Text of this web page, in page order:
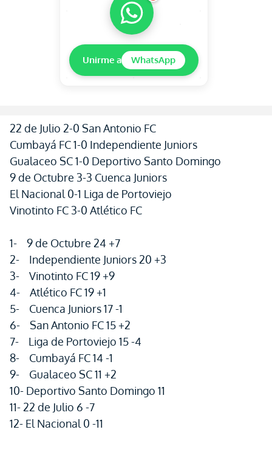
Unirme a WhatsApp
22 de Julio 2-0 San Antonio FC
Cumbayá FC 1-0 Independiente Juniors
Gualaceo SC 1-0 Deportivo Santo Domingo
9 de Octubre 3-3 Cuenca Juniors
El Nacional 0-1 Liga de Portoviejo
Vinotinto FC 3-0 Atlético FC
1- 9 de Octubre 24 +7
2- Independiente Juniors 20 +3
3- Vinotinto FC 19 +9
4- Atlético FC 19 +1
5- Cuenca Juniors 17 -1
6- San Antonio FC 15 +2
7- Liga de Portoviejo 15 -4
8- Cumbayá FC 14 -1
9- Gualaceo SC 11 +2
10- Deportivo Santo Domingo 11
11- 22 de Julio 6 -7
12- El Nacional 0 -11